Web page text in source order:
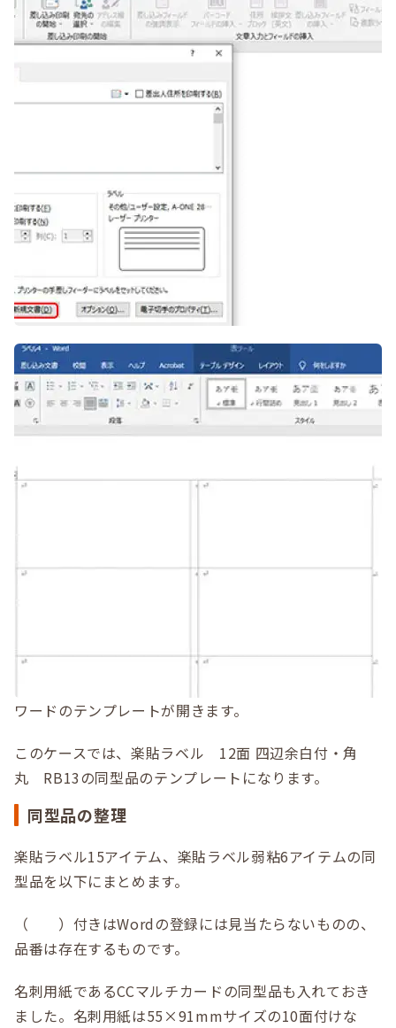
ワードのテンプレートが開きます。
このケースでは、楽貼ラベル 12面 四辺余白付・角
丸 RB13の同型品のテンプレートになります。
同型品の整理
楽貼ラベル15アイテム、楽貼ラベル弱粘6アイテムの同
型品を以下にまとめます。
（ ）付きはWordの登録には見当たらないものの、
品番は存在するものです。
名刺用紙であるCCマルチカードの同型品も入れておき
ました。名刺用紙は55×91mmサイズの10面付けな